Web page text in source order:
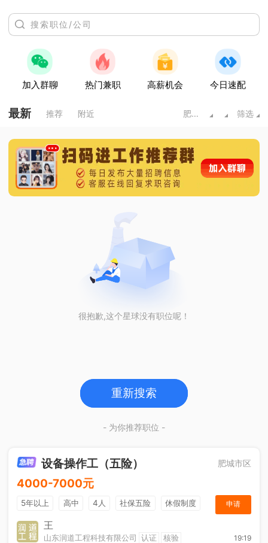
加入群聊 热门兼职 高薪机会 今日速配
最新 推荐 附近 肥城市 筛选
很抱歉,这个星球没有职位呢！
重新搜索
- 为你推荐职位 -
设备操作工（五险） 肥城市区
4000-7000元
5年以上 高中 4人 社保五险
休假制度
加班补助
申请
王
山东润道工程科技有限公司 认证 核验 19:19